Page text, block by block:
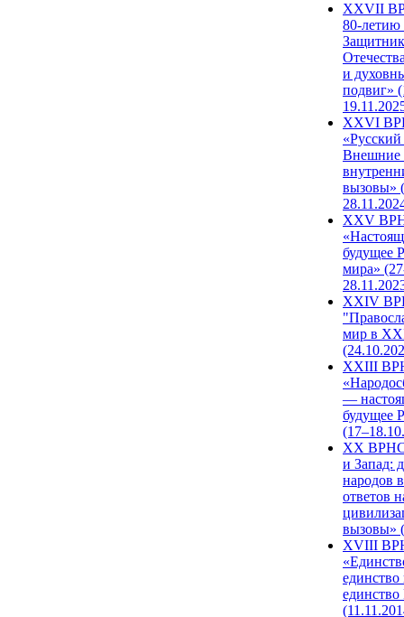
ХХVII
80-
и
подвиг»
XXVI
Внешние
вызовы»
XXV
будущее
мира»
XXIV
мир в
XXIII
—
будущее
XX ВРНС
и Запад:
народов
ответов
вызовы»
XVIII
единство
единство